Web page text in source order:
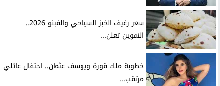
سعر رغيف الخبز السياحي والفينو 2026..
التموين تعلن...
خطوبة ملك قورة ويوسف عثمان.. احتفال عائلي
مرتقب...